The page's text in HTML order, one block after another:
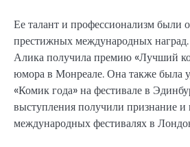
Ее талант и профессионализм были
престижных международных
Алика получила премию «Лучший
юмора в Монреале. Она также была
«Комик года» на фестивале в
выступления получили признание
международных фестивалях в